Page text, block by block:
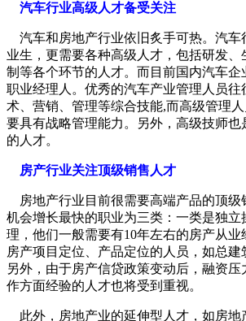
汽车行业高级人才备受关注
汽车和房地产行业依旧炙手可热。汽车
业生，更需要各种高级人才，包括研发
制等各个环节的人才。而目前国内汽车企
职业经理人。优秀的汽车产业管理人员往
术、营销、管理等综合技能,而高级管理
要具有战略管理能力。另外，高级技师也
的人才。
房产行业关注顶级销售人才
房地产行业目前很需要高端产品的顶级
机会增长最快的职业为三类：一类是独立
理，他们一般需要有10年左右的房产从
房产项目定位、产品定位的人员，如总建
另外，由于房产信贷政策变动后，融资压
作方面经验的人才也将受到重视。
此外，房地产业的延伸型人才，如房地